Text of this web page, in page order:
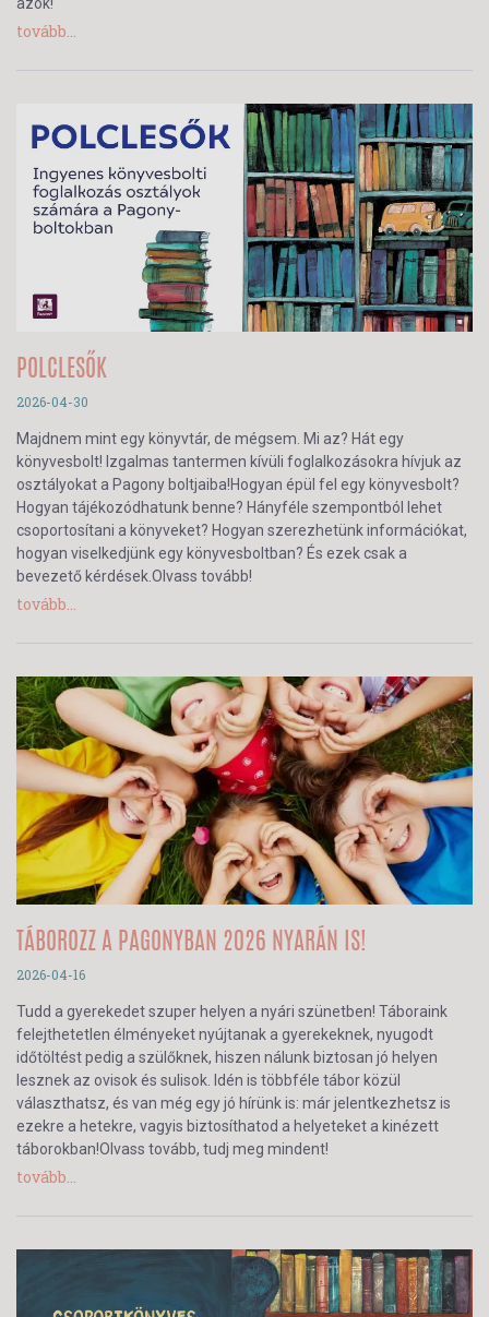
tovább...
POLCLESŐK
2026-04-30
Majdnem mint egy könyvtár, de mégsem. Mi az? Hát egy
könyvesbolt! Izgalmas tantermen kívüli foglalkozásokra hívjuk az
osztályokat a Pagony boltjaiba!Hogyan épül fel egy könyvesbolt?
Hogyan tájékozódhatunk benne? Hányféle szempontból lehet
csoportosítani a könyveket? Hogyan szerezhetünk információkat,
hogyan viselkedjünk egy könyvesboltban? És ezek csak a
bevezető kérdések.Olvass tovább!
tovább...
TÁBOROZZ A PAGONYBAN 2026 NYARÁN IS!
2026-04-16
Tudd a gyerekedet szuper helyen a nyári szünetben! Táboraink
felejthetetlen élményeket nyújtanak a gyerekeknek, nyugodt
időtöltést pedig a szülőknek, hiszen nálunk biztosan jó helyen
lesznek az ovisok és sulisok. Idén is többféle tábor közül
választhatsz, és van még egy jó hírünk is: már jelentkezhetsz is
ezekre a hetekre, vagyis biztosíthatod a helyeteket a kinézett
táborokban!Olvass tovább, tudj meg mindent!
tovább...